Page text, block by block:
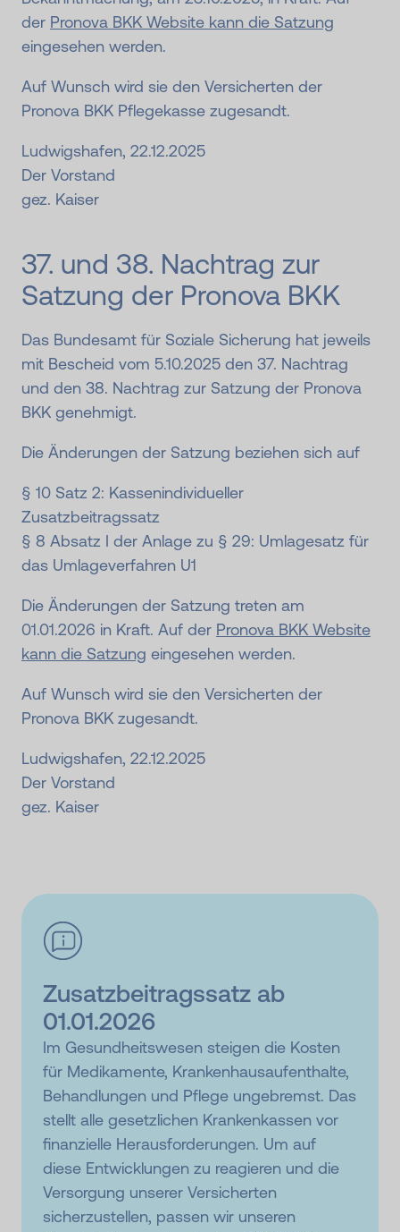
der Pronova BKK Website kann die Satzung
eingesehen werden.
Auf Wunsch wird sie den Versicherten der
Pronova BKK Pflegekasse zugesandt.
Ludwigshafen, 22.12.2025
Der Vorstand
gez. Kaiser
37. und 38. Nachtrag zur
Satzung der Pronova BKK
Das Bundesamt für Soziale Sicherung hat jeweils
mit Bescheid vom 5.10.2025 den 37. Nachtrag
und den 38. Nachtrag zur Satzung der Pronova
BKK genehmigt.
Die Änderungen der Satzung beziehen sich auf
§ 10 Satz 2: Kassenindividueller
Zusatzbeitragssatz
§ 8 Absatz I der Anlage zu § 29: Umlagesatz für
das Umlageverfahren U1
Die Änderungen der Satzung treten am
01.01.2026 in Kraft. Auf der Pronova BKK Website
kann die Satzung eingesehen werden.
Auf Wunsch wird sie den Versicherten der
Pronova BKK zugesandt.
Ludwigshafen, 22.12.2025
Der Vorstand
gez. Kaiser
Zusatzbeitragssatz ab
01.01.2026
Im Gesundheitswesen steigen die Kosten
für Medikamente, Krankenhausaufenthalte,
Behandlungen und Pflege ungebremst. Das
stellt alle gesetzlichen Krankenkassen vor
finanzielle Herausforderungen. Um auf
diese Entwicklungen zu reagieren und die
Versorgung unserer Versicherten
sicherzustellen, passen wir unseren